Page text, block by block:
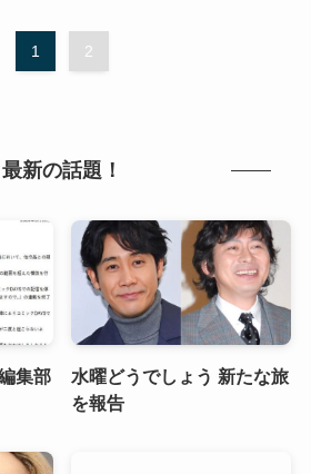
1 2
最新の話題！
集部
水曜どうでしょう 新たな旅
を報告